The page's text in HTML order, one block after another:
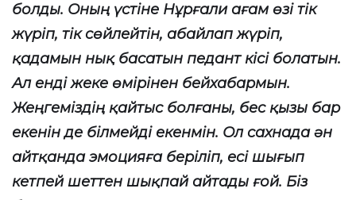
болды. Оның үстіне Нұрғали ағам өзі тік
жүріп, тік сөйлейтін, абайлап жүріп,
қадамын нық басатын педант кісі болатын.
Ал енді жеке өмірінен бейхабармын.
Жеңгеміздің қайтыс болғаны, бес қызы бар
екенін де білмейді екенмін. Ол сахнада ән
айтқанда эмоцияға беріліп, есі шығып
кетпей шеттен шықпай айтады ғой. Біз